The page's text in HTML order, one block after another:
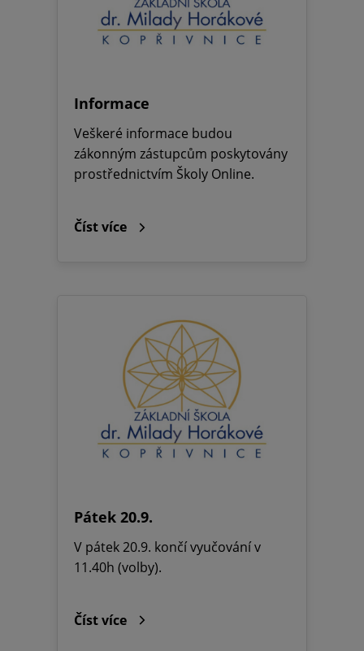
Informace
Veškeré informace budou
zákonným zástupcům poskytovány
prostřednictvím Školy Online.
Číst více
Pátek 20.9.
V pátek 20.9. končí vyučování v
11.40h (volby).
Číst více